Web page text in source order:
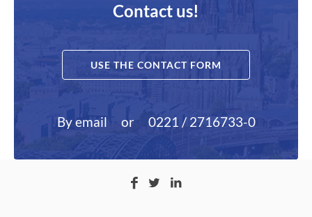
Contact us!
USE THE CONTACT FORM
By email or 0221 / 2716733-0